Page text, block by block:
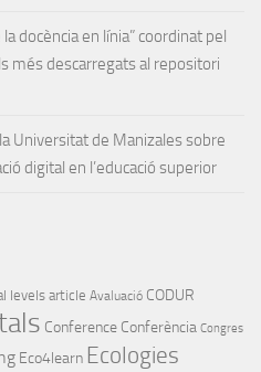
docència en línia” coordinat pel
més descarregats al repositori
Universitat de Manizales sobre
digital en l’educació superior
levels article Avaluació CODUR
Conference Conferència Congres
Eco4learn Ecologies